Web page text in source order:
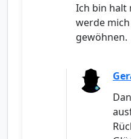
Ich bin halt
werde
gewöhnen.